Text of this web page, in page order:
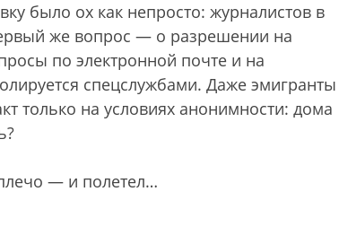
было ох как непросто: журналистов в
же вопрос — о разрешении на
по электронной почте и на
спецслужбами. Даже эмигранты
только на условиях анонимности: дома
— и полетел…